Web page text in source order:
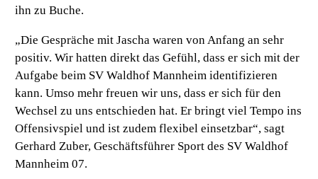
ihn zu Buche.
„Die Gespräche mit Jascha waren von Anfang an sehr
positiv. Wir hatten direkt das Gefühl, dass er sich mit der
Aufgabe beim SV Waldhof Mannheim identifizieren
kann. Umso mehr freuen wir uns, dass er sich für den
Wechsel zu uns entschieden hat. Er bringt viel Tempo ins
Offensivspiel und ist zudem flexibel einsetzbar“,sagt
Gerhard Zuber, Geschäftsführer Sport des SV Waldhof
Mannheim 07.